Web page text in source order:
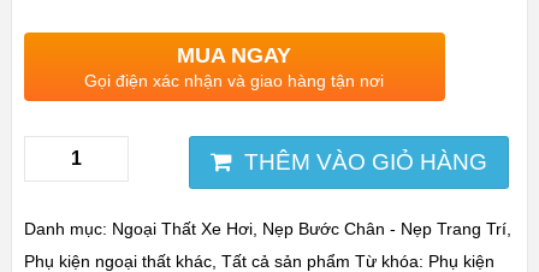
MUA NGAY
Gọi điện xác nhận và giao hàng tận nơi
THÊM VÀO GIỎ HÀNG
Danh mục: Ngoại Thất Xe Hơi, Nẹp Bước Chân - Nẹp Trang Trí,
Phụ kiện ngoại thất khác, Tất cả sản phẩm Từ khóa: Phụ kiện